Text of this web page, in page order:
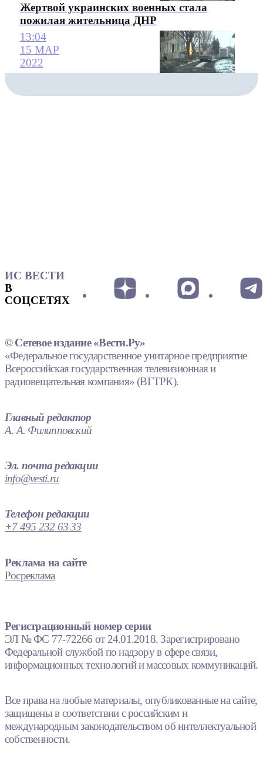
Жертвой украинских военных стала
пожилая жительница ДНР
13:04
15 МАР
2022
ИС ВЕСТИ
В
СОЦСЕТЯХ
© Сетевое издание «Вести.Ру»
«Федеральное государственное унитарное предприятие
Всероссийская государственная телевизионная и
радиовещательная компания» (ВГТРК).
Главный редактор
А. А. Филипповский
Эл. почта редакции
info@vesti.ru
Телефон редакции
+7 495 232 63 33
Реклама на сайте
Росреклама
Регистрационный номер серии
ЭЛ № ФС 77-72266 от 24.01.2018. Зарегистрировано
Федеральной службой по надзору в сфере связи,
информационных технологий и массовых коммуникаций.
Все права на любые материалы, опубликованные на сайте,
защищены в соответствии с российским и
международным законодательством об интеллектуальной
собственности.